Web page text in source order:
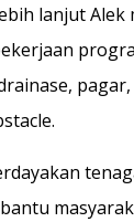
lanjut Alek